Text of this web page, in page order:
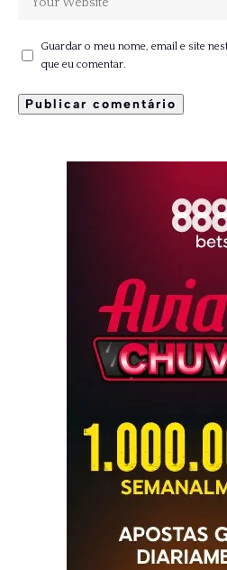
Guardar o meu nome, email e site
que eu comentar.